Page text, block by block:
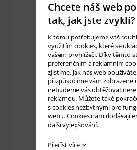
Množství:
Přidat do
Chcete náš web
tak, jak jste zvyklí?
K tomu potřebujeme váš
využitím cookies, které se
vašem prohlížeči. Díky těmto
preferenčním a reklamním
zjistíme, jak náš web používáte,
přizpůsobíme vám zobrazené
nebudeme vás obtěžovat
reklamou. Můžete také
s cookies nezbytnými pro
webu. Cookies nám dodávají
další vylepšování.
Přečíst více